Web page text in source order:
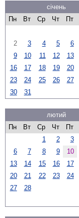
січень
Пн
Вт Ср Чт Пт
2
3 4 5 6
9
10 11 12 13
16
17 18 19 20
23
24 25 26 27
30
31
лютий
Пн
Вт Ср Чт Пт
1
2 3
6
7 8 9 10
13
14 15 16 17
20
21 22 23 24
27
28